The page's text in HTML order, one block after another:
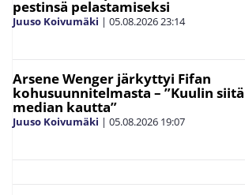
pestinsä pelastamiseksi
Juuso Koivumäki | 05.08.202623:14
Arsene Wenger järkyttyi Fifan
kohusuunnitelmasta – ”Kuulin siitä
median kautta”
Juuso Koivumäki | 05.08.2026 19:07